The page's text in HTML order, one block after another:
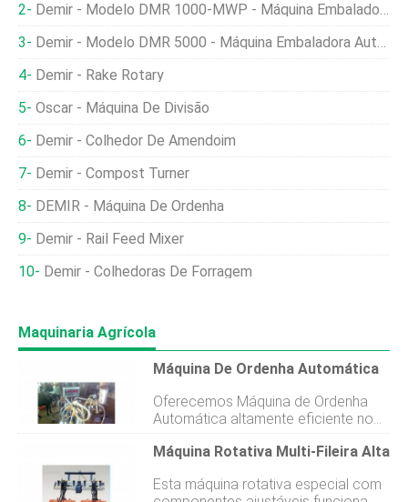
Demir - Modelo DMR 1000-MWP - Máquina Embaladora Automática Multihead
Demir - Modelo DMR 5000 - Máquina Embaladora Automática De 4 Balanças
Demir - Rake Rotary
Oscar - Máquina De Divisão
Demir - Colhedor De Amendoim
Demir - Compost Turner
DEMIR - Máquina De Ordenha
Demir - Rail Feed Mixer
Demir - Colhedoras De Forragem
Maquinaria Agrícola
Máquina De Ordenha Automática
Oferecemos Máquina de Ordenha
Automática altamente eficiente no
mercado internacional. A máquina de
ordenha para vacas e búfalos
acessada em diferentes faixas e
Máquina Rotativa Multi-Fileira Alta
Esta máquina rotativa especial com